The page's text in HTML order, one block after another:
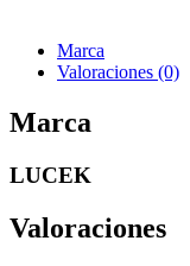
Marca
Valoraciones (0)
Marca
LUCEK
Valoraciones